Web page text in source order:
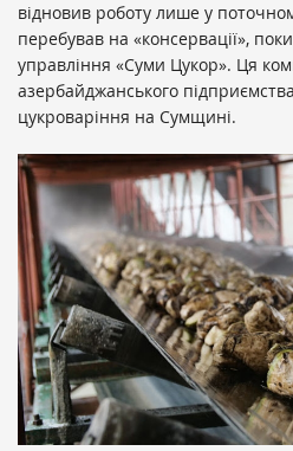
відновив роботу лише у
перебував на «консервації»,
управління «Суми Цукор». Ця
азербайджанського
цукроваріння на Сумщині.